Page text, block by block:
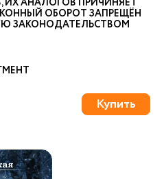
АНАЛОГОВ ПРИЧИНЯЕТ
ОБОРОТ ЗАПРЕЩЁН
ЗАКОНОДАТЕЛЬСТВОМ
Купить